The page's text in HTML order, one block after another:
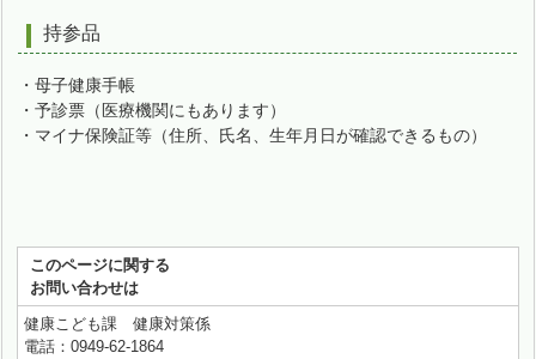
持参品
・母子健康手帳
・予診票（医療機関にもあります）
・マイナ保険証等（住所、氏名、生年月日が確認できるもの）
このページに関する
お問い合わせは
健康こども課 健康対策係
電話：0949-62-1864